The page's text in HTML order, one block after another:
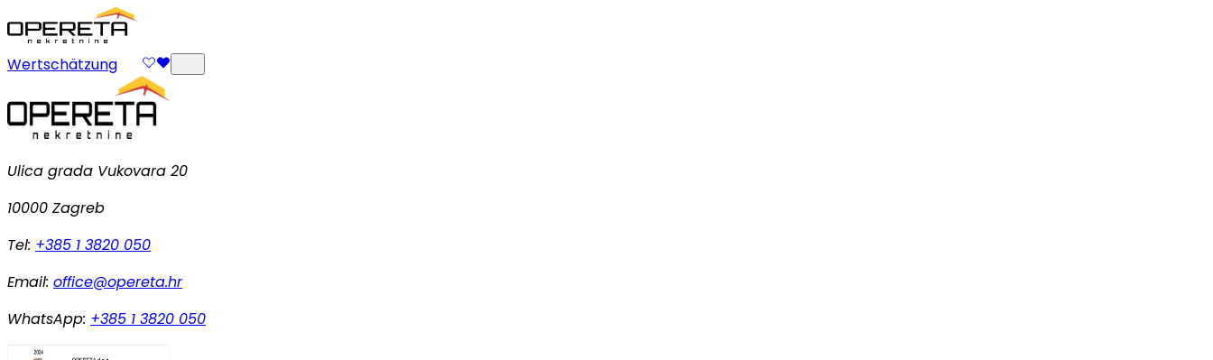
Wertschätzung
Ulica grada Vukovara 20
10000 Zagreb
Tel: +385 1 3820 050
Email: office@opereta.hr
WhatsApp: +385 1 3820 050